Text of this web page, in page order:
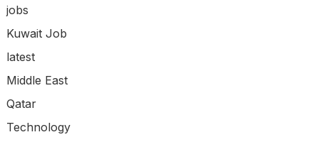
jobs
Kuwait Job
latest
Middle East
Qatar
Technology